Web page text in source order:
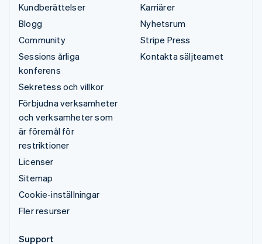
Kundberättelser
Blogg
Community
Sessions årliga
konferens
Sekretess och villkor
Förbjudna verksamheter
och verksamheter som
är föremål för
restriktioner
Licenser
Sitemap
Cookie-inställningar
Fler resurser
Karriärer
Nyhetsrum
Stripe Press
Kontakta säljteamet
Support